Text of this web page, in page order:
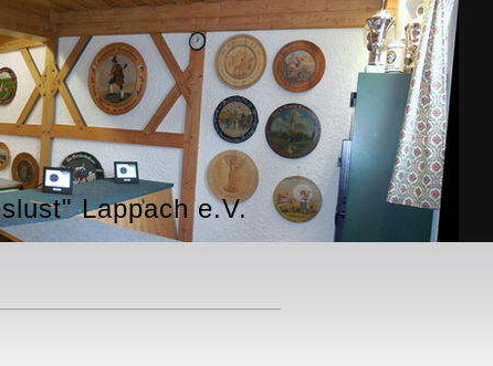
Lappach e.V.